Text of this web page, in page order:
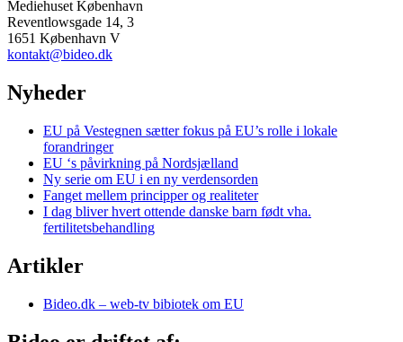
Mediehuset København
Reventlowsgade 14, 3
1651 København V
kontakt@bideo.dk
Nyheder
EU på Vestegnen sætter fokus på EU’s rolle i lokale
forandringer
EU ‘s påvirkning på Nordsjælland
Ny serie om EU i en ny verdensorden
Fanget mellem principper og realiteter
I dag bliver hvert ottende danske barn født vha.
fertilitetsbehandling
Artikler
Bideo.dk – web-tv bibiotek om EU